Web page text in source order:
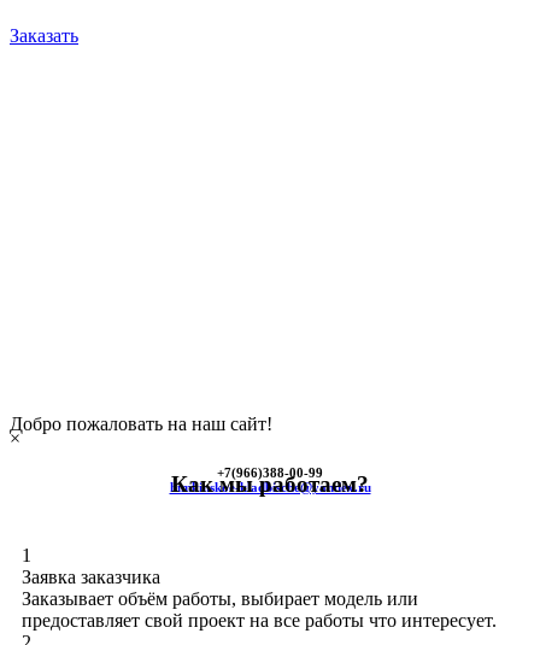
Заказать
Добро пожаловать на наш сайт!
+7(966)388-00-99
himkinskoe-kladbische@yandex.ru
×
Как мы работаем?
1
Заявка заказчика
Заказывает объём работы, выбирает модель или
предоставляет свой проект на все работы что интересует.